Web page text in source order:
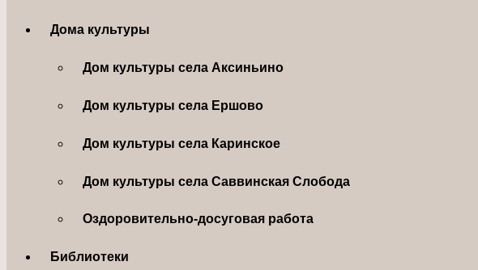
Дома культуры
Дом культуры села Аксиньино
Дом культуры села Ершово
Дом культуры села Каринское
Дом культуры села Саввинская Слобода
Оздоровительно-досуговая работа
Библиотеки